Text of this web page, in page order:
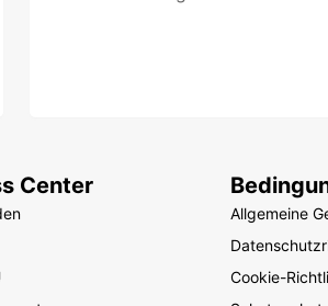
Center
Allgemeine
Cookie-